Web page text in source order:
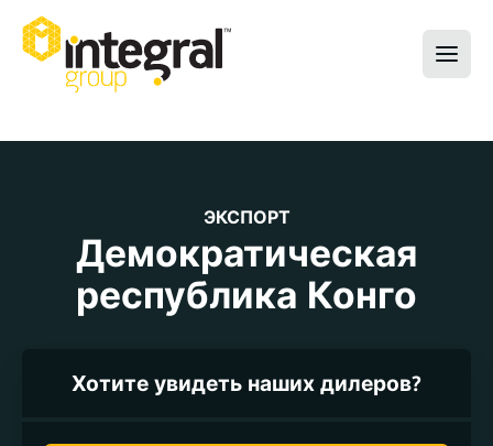
ЭКСПОРТ
Демократическая
республика Конго
Хотите увидеть наших дилеров?